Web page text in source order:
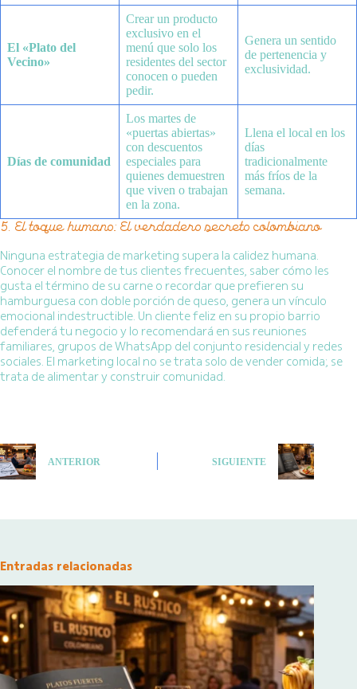
El «Plato del
Vecino»
Crear un producto
exclusivo en el
menú que solo los
residentes del sector
conocen o pueden
pedir.
Genera un sentido
de pertenencia y
exclusividad.
Días de comunidad
Los martes de
«puertas abiertas»
con descuentos
especiales para
quienes demuestren
que viven o trabajan
en la zona.
Llena el local en los
días
tradicionalmente
más fríos de la
semana.
5. El toque humano: El verdadero secreto colombiano
Ninguna estrategia de marketing supera la calidez humana.
Conocer el nombre de tus clientes frecuentes, saber cómo les
gusta el término de su carne o recordar que prefieren su
hamburguesa con doble porción de queso, genera un vínculo
emocional indestructible. Un cliente feliz en su propio barrio
defenderá tu negocio y lo recomendará en sus reuniones
familiares, grupos de WhatsApp del conjunto residencial y redes
sociales. El marketing local no se trata solo de vender comida; se
trata de alimentar y construir comunidad.
ANTERIOR SIGUIENTE
Entradas relacionadas